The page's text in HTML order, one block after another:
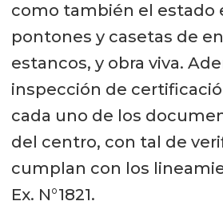
como también el estado
pontones y casetas de
estancos, y obra viva.
inspección de
cada uno de los
del centro, con tal de
cumplan con los
Ex. N°1821.